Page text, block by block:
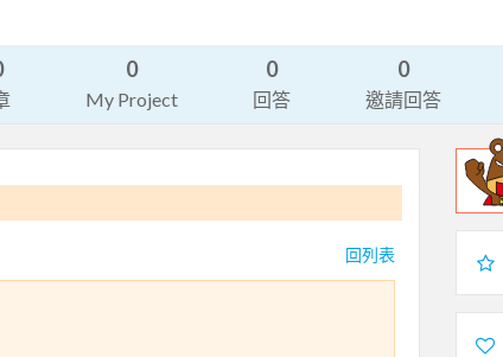
0
My Project
0
回答
0
邀請回答
回列表